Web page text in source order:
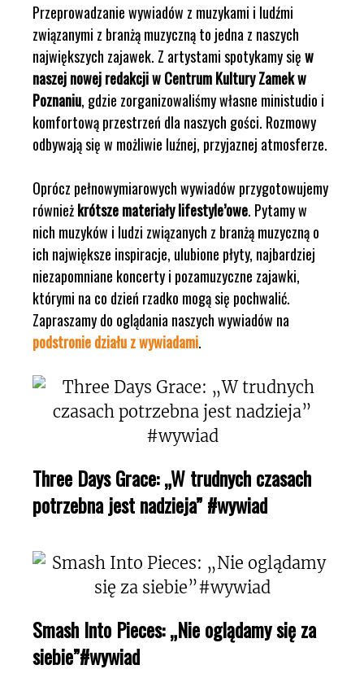
Przeprowadzanie wywiadów z muzykami i ludźmi
związanymi z branżą muzyczną to jedna z naszych
największych zajawek. Z artystami spotykamy sięw
naszej nowej redakcji w Centrum Kultury Zamek w
Poznaniu, gdzie zorganizowaliśmy własne ministudio i
komfortową przestrzeń dla naszych gości. Rozmowy
odbywają się w możliwie luźnej, przyjaznej atmosferze.
Oprócz pełnowymiarowych wywiadów przygotowujemy
równieżkrótsze materiały lifestyle’owe. Pytamy w
nich muzyków i ludzi związanych z branżą muzyczną o
ich największe inspiracje, ulubione płyty, najbardziej
niezapomniane koncerty i pozamuzyczne zajawki,
którymi na co dzień rzadko mogą się pochwalić.
Zapraszamy do oglądania naszych wywiadów na
podstronie działu z wywiadami.
Three Days Grace: „W trudnych czasach
potrzebna jest nadzieja” #wywiad
Smash Into Pieces: „Nie oglądamy się za
siebie”#wywiad